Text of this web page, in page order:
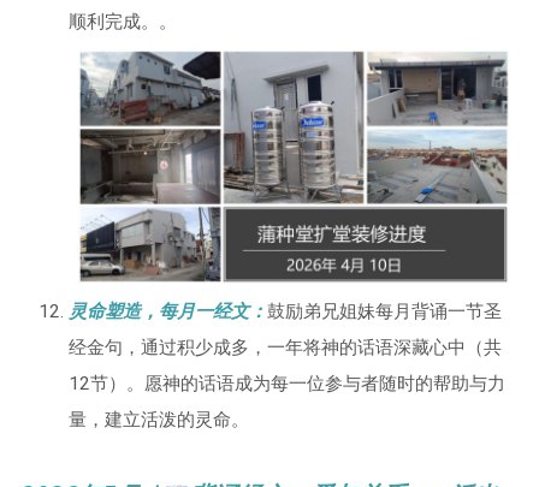
顺利完成。。
灵命塑造，每月一经文： 鼓励弟兄姐妹每月背诵一节圣
经金句，通过积少成多，一年将神的话语深藏心中（共
12节）。愿神的话语成为每一位参与者随时的帮助与力
量，建立活泼的灵命。